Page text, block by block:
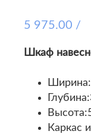
5 975.00 /
Шкаф
Каркас